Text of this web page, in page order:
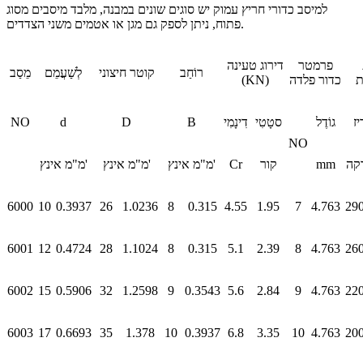
למיסב כדורי חריץ עמוק יש סוגים שונים במבנה, מלבד מיסבים מסוג
פתוח, ניתן לספק גם מגן או אטמים משני הצדדים.
מֵסַב לְשַׁעֲמֵם קוטר חיצוני רוֹחַב
דירוג טעינה
(KN)
פרמטר
כדור פלדה
NO d D B דִינָמִי סטָטִי
NO
גוֹדֶל
מ"מ אינץ' מ"מ אינץ' מ"מ אינץ' Cr קור mm
6000 10 0.3937 26 1.0236 8 0.315 4.55 1.95 7 4.763
6001 12 0.4724 28 1.1024 8 0.315 5.1 2.39 8 4.763
6002 15 0.5906 32 1.2598 9 0.3543 5.6 2.84 9 4.763
6003 17 0.6693 35 1.378 10 0.3937 6.8 3.35 10 4.763